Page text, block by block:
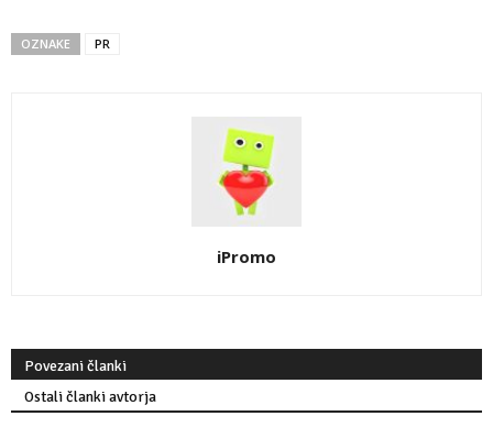
OZNAKE PR
iPromo
Povezani članki
Ostali članki avtorja